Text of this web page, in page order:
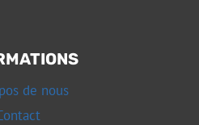
de nous